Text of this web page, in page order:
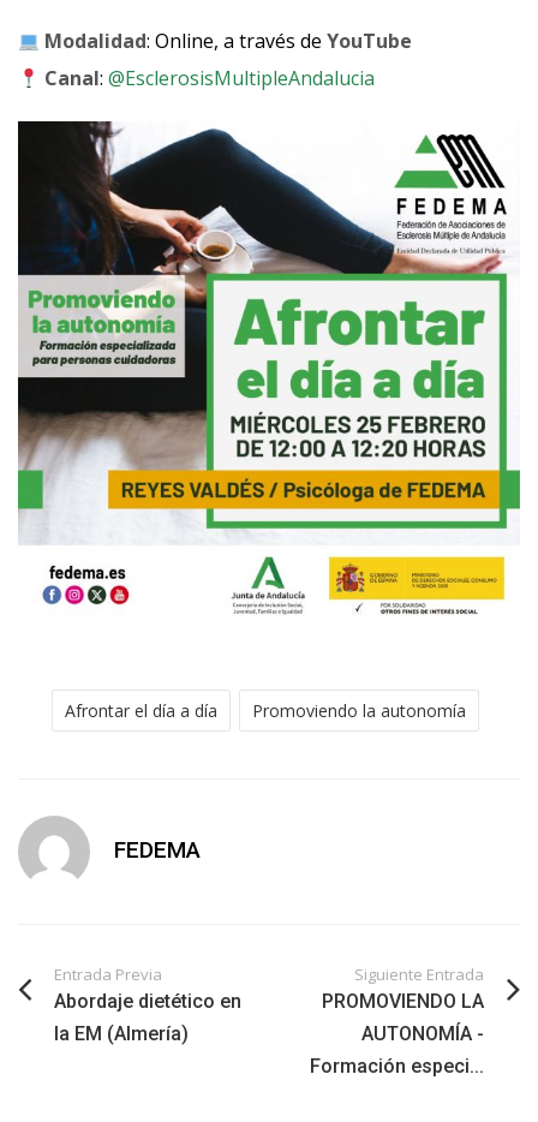
Modalidad: Online, a través deYouTube
Canal:@EsclerosisMultipleAndalucia
Afrontar el día a día Promoviendo la autonomía
FEDEMA
Entrada Previa
Abordaje dietético en
la EM (Almería)
Siguiente Entrada
PROMOVIENDO LA
AUTONOMÍA -
Formación especi...